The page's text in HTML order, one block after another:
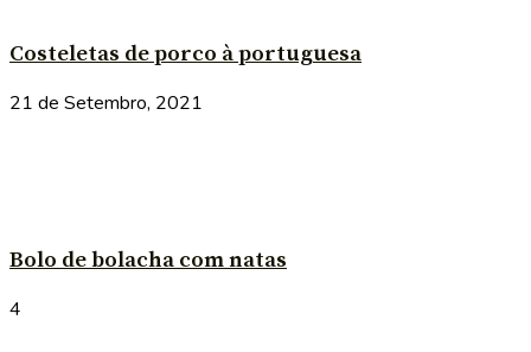
Costeletas de porco à portuguesa
21 de Setembro, 2021
Bolo de bolacha com natas
4